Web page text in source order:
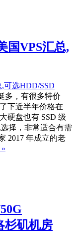
国VPS汇总,
多，有很多特价
下近半年价格在
硬盘也有 SSD 级
择，非常适合有需
2017 年成立的老
杉矶机房